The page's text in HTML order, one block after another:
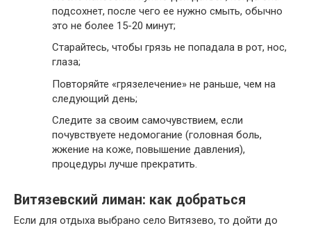
подсохнет, после чего ее нужно смыть, обычно
это не более 15-20 минут;
Старайтесь, чтобы грязь не попадала в рот, нос,
глаза;
Повторяйте «грязелечение» не раньше, чем на
следующий день;
Следите за своим самочувствием, если
почувствуете недомогание (головная боль,
жжение на коже, повышение давления),
процедуры лучше прекратить.
Витязевский лиман: как добраться
Если для отдыха выбрано село Витязево, то дойти до